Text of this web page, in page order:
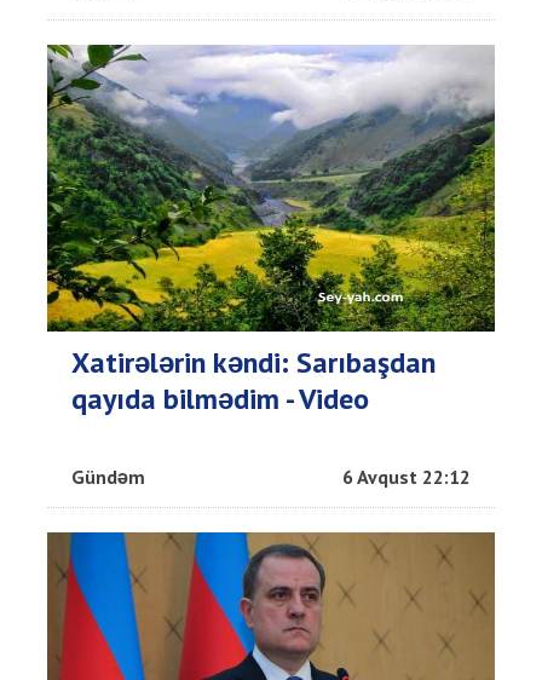
Xatirələrin kəndi: Sarıbaşdan
qayıda bilmədim - Video
Gündəm 6 Avqust 22:12